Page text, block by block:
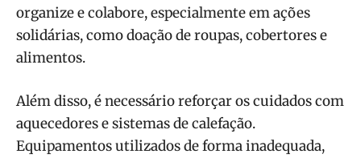
organize e colabore, especialmente em ações
solidárias, como doação de roupas, cobertores e
alimentos.
Além disso, é necessário reforçar os cuidados com
aquecedores e sistemas de calefação.
Equipamentos utilizados de forma inadequada,